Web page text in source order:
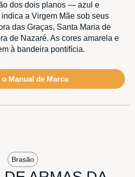
dos dois planos — azul e
a Virgem Mãe sob seus
das Graças, Santa Maria de
de Nazaré. As cores amarela e
à bandeira pontifícia.
o Manual de Marca
Brasão